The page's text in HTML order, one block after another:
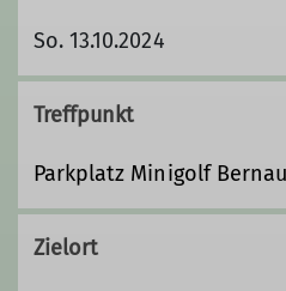
So. 13.10.2024
Treffpunkt
Parkplatz Minigolf Bernau
Zielort